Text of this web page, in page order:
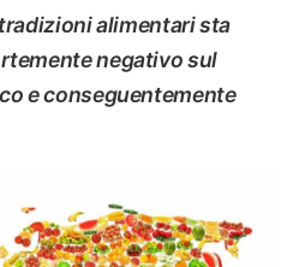
alimentari sta
negativo sul
e conseguentemente